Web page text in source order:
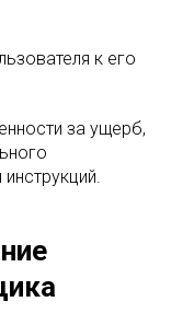
к его
за ущерб,